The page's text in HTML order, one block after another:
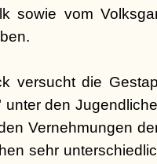
sowie vom
versucht die
den
Vernehmungen
sehr